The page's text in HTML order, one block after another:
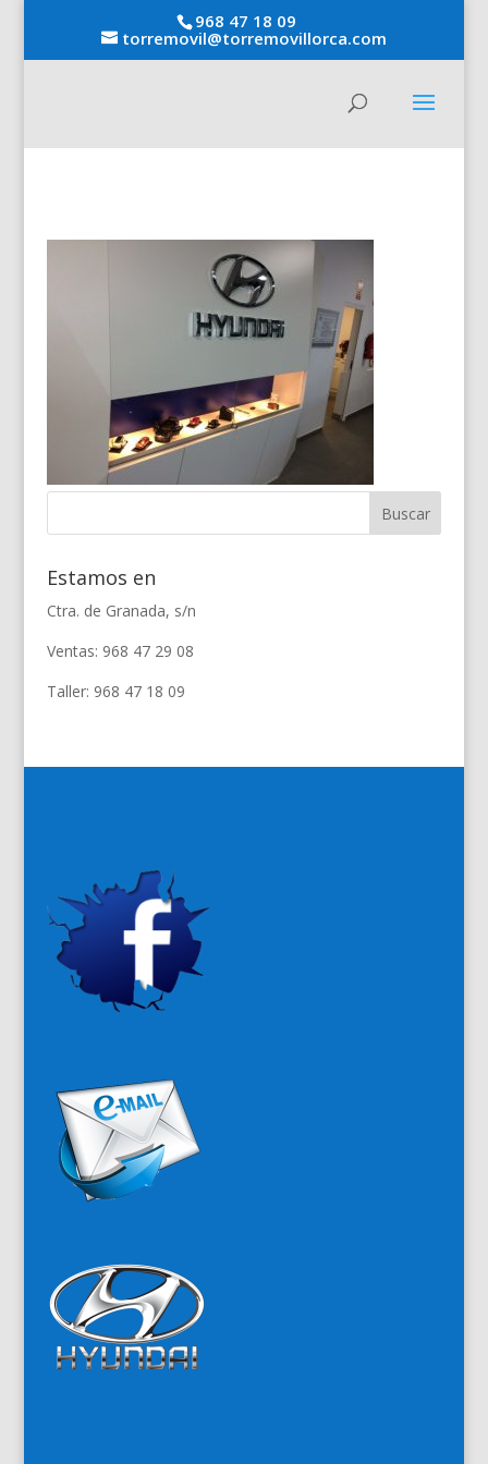
968 47 18 09
torremovil@torremovillorca.com
Estamos en
Ctra. de Granada, s/n
Ventas: 968 47 29 08
Taller: 968 47 18 09